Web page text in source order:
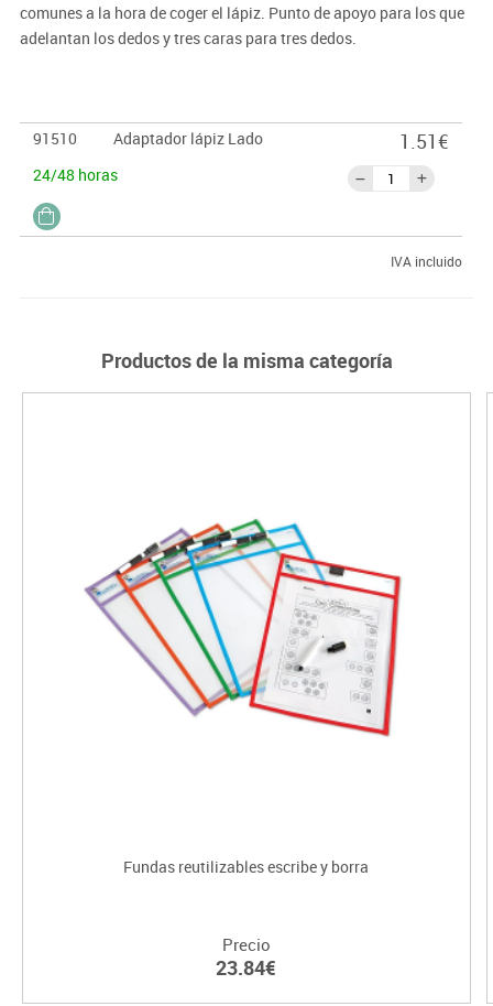
comunes a la hora de coger el lápiz. Punto de apoyo para los que
adelantan los dedos y tres caras para tres dedos.
91510
Adaptador lápiz Lado
24/48 horas
1.51€
IVA incluido
Productos de la misma categoría
Fundas reutilizables escribe y borra
Precio
23.84€